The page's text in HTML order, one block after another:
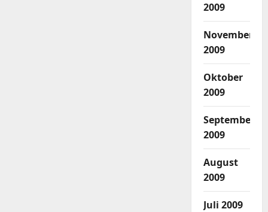
2009
November
2009
Oktober
2009
September
2009
August
2009
Juli 2009